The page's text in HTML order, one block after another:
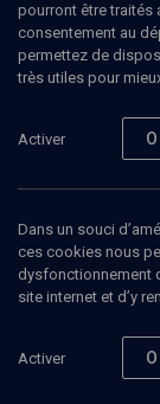
Tous 3
Les séries
dans le
monde (3/4)
De Hatufim à
au-delà
Regarder
pourront être traités
consentement au
permettez de
très utiles pour
Activer
Dans un souci
ces cookies nous
dysfonctionnement
site internet et d’y
Activer